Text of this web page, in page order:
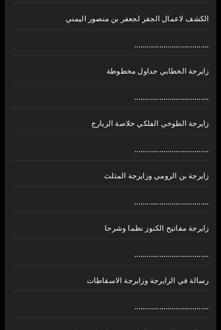
الكشف لاعمال الجفر لجعفر بن منصور اليمني
....................................
زايرجة الخطابي جداول مخطوطة
....................................
زايرجة الطوخي الفلكي خلاصة الزيارج
....................................
زايرجة بن الرومي وزايرجة المثلث
....................................
زايرجة مفاتيح الكنوز نظما وشرحا
....................................
رسالة في الزايرجة وزايرجة الاسقاطات
....................................